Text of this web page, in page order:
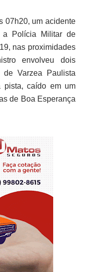
07h20, um acidente
a Polícia Militar de
nas proximidades
envolveu dois
Varzea Paulista
pista, caído em um
de Boa Esperança